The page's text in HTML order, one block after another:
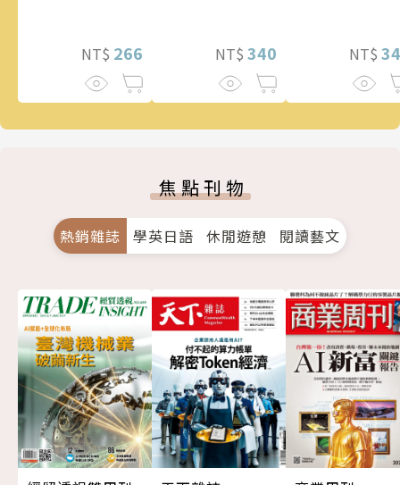
NT$ 266
的情慾與驚悚！
NT$ 340 NT$
焦點刊物
熱銷雜誌 學英日語 休閒遊憩 閱讀藝文